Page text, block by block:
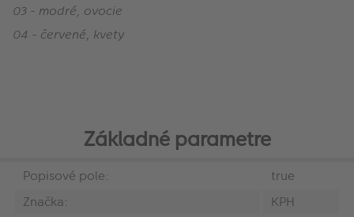
03 - modré, ovocie
04 - červené, kvety
Základné parametre
Popisové pole:
true
Značka:
KPH